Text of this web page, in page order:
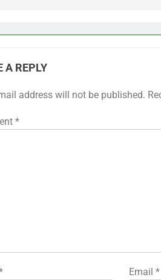
A REPLY
address will not be published.
*
Email *